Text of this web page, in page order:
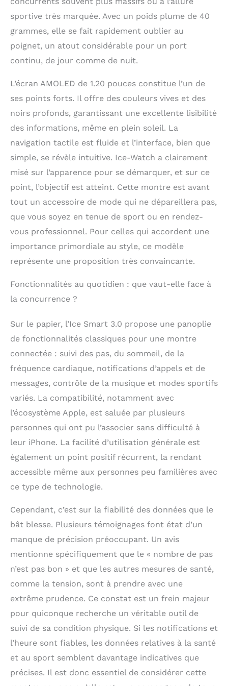
et la compatibilité
avec l'application
STRAVA. Ces
fonctionnalités
permettent d'avoir une
parcours et de
pouvoir partager ces
donc maintenant
possible de suivre ses
activités physiques
essentielles.
RÉSISTANT À L'EAU :
Cette montre, parfaite
pour le sport, est
résistante à l'eau
résiste aux
éclaboussures ainsi
qu'à une immersion
profondeur pour une
durée maximale de 30
adaptées pour les
(nage, plongée, ...).
AUTONOMIE DE 3 À 5
JOURS : Cette montre
équipée d'une batterie
en Lithium Polymère
de 380mAh vous
permet de pouvoir
profiter de la montre
pour une durée
moyenne de 3 à 5
AMOLED de 1,78
pouces permet
DÉCOUVREZ LA
GAMME ICE-WATCH :
La marque ICE-
gamme de produits
large et diversifiée, ce
qui vous permettra de
toujours trouver un
produit ICE-WATCH
pour vous satisfaire
Tous nos produits
sont livrés avec un
manuel d'instruction
et sont garantis 2 ans.
sportive très marquée. Avec un poids plume de 40
grammes, elle se fait rapidement oublier au
poignet, un atout considérable pour un port
continu, de jour comme de nuit.
L’écran AMOLED de 1.20 pouces constitue l’un de
ses points forts. Il offre des couleurs vives et des
noirs profonds, garantissant une excellente lisibilité
des informations, même en plein soleil. La
navigation tactile est fluide et l’interface, bien que
simple, se révèle intuitive. Ice-Watch a clairement
misé sur l’apparence pour se démarquer, et sur ce
point, l’objectif est atteint. Cette montre est avant
tout un accessoire de mode qui ne dépareillera pas,
que vous soyez en tenue de sport ou en rendez-
vous professionnel. Pour celles qui accordent une
importance primordiale au style, ce modèle
représente une proposition très convaincante.
Fonctionnalités au quotidien : que vaut-elle face à
la concurrence ?
Sur le papier, l’Ice Smart 3.0 propose une panoplie
de fonctionnalités classiques pour une montre
connectée : suivi des pas, du sommeil, de la
fréquence cardiaque, notifications d’appels et de
messages, contrôle de la musique et modes sportifs
variés. La compatibilité, notamment avec
l’écosystème Apple, est saluée par plusieurs
personnes qui ont pu l’associer sans difficulté à
leur iPhone. La facilité d’utilisation générale est
également un point positif récurrent, la rendant
accessible même aux personnes peu familières avec
ce type de technologie.
Cependant, c’est sur la fiabilité des données que le
bât blesse. Plusieurs témoignages font état d’un
manque de précision préoccupant. Un avis
mentionne spécifiquement que le « nombre de pas
n’est pas bon » et que les autres mesures de santé,
comme la tension, sont à prendre avec une
extrême prudence. Ce constat est un frein majeur
pour quiconque recherche un véritable outil de
suivi de sa condition physique. Si les notifications et
l’heure sont fiables, les données relatives à la santé
et au sport semblent davantage indicatives que
précises. Il est donc essentiel de considérer cette